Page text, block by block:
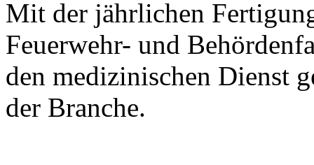
Mit der jährlichen
Feuerwehr- und
den medizinischen Dienst
der Branche.